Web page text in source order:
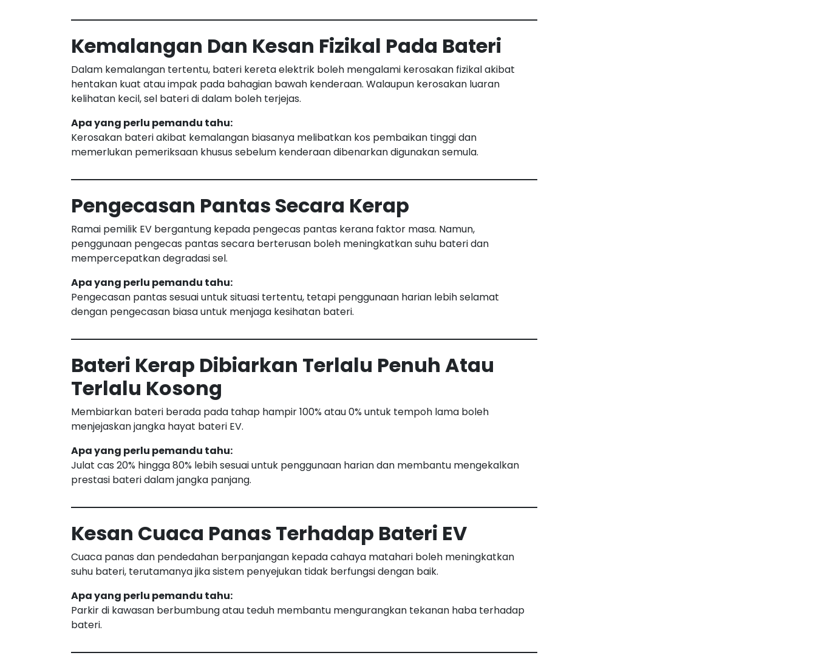
Kemalangan Dan Kesan Fizikal Pada Bateri
Dalam kemalangan tertentu, bateri kereta elektrik boleh mengalami kerosakan fizikal akibat
hentakan kuat atau impak pada bahagian bawah kenderaan. Walaupun kerosakan luaran
kelihatan kecil, sel bateri di dalam boleh terjejas.
Apa yang perlu pemandu tahu:
Kerosakan bateri akibat kemalangan biasanya melibatkan kos pembaikan tinggi dan
memerlukan pemeriksaan khusus sebelum kenderaan dibenarkan digunakan semula.
Pengecasan Pantas Secara Kerap
Ramai pemilik EV bergantung kepada pengecas pantas kerana faktor masa. Namun,
penggunaan pengecas pantas secara berterusan boleh meningkatkan suhu bateri dan
mempercepatkan degradasi sel.
Apa yang perlu pemandu tahu:
Pengecasan pantas sesuai untuk situasi tertentu, tetapi penggunaan harian lebih selamat
dengan pengecasan biasa untuk menjaga kesihatan bateri.
Bateri Kerap Dibiarkan Terlalu Penuh Atau
Terlalu Kosong
Membiarkan bateri berada pada tahap hampir 100% atau 0% untuk tempoh lama boleh
menjejaskan jangka hayat bateri EV.
Apa yang perlu pemandu tahu:
Julat cas 20% hingga 80% lebih sesuai untuk penggunaan harian dan membantu mengekalkan
prestasi bateri dalam jangka panjang.
Kesan Cuaca Panas Terhadap Bateri EV
Cuaca panas dan pendedahan berpanjangan kepada cahaya matahari boleh meningkatkan
suhu bateri, terutamanya jika sistem penyejukan tidak berfungsi dengan baik.
Apa yang perlu pemandu tahu:
Parkir di kawasan berbumbung atau teduh membantu mengurangkan tekanan haba terhadap
bateri.